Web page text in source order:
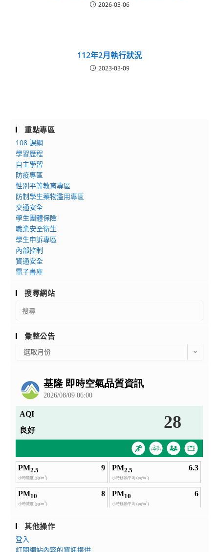
2026-03-06
112年2月執行狀況
2023-03-09
重點專區
108 課綱
學習歷程
自主學習
防疫專區
性別平等教育專區
防制學生藥物濫用專區
交通安全
學生團體保險
職業安全衛生
學生申訴專區
內部控制
資通安全
電子書庫
搜尋網站
Search
for:
彙整公告
整
選取月份
其他操作
登入
訂閱網站內容的資訊提供